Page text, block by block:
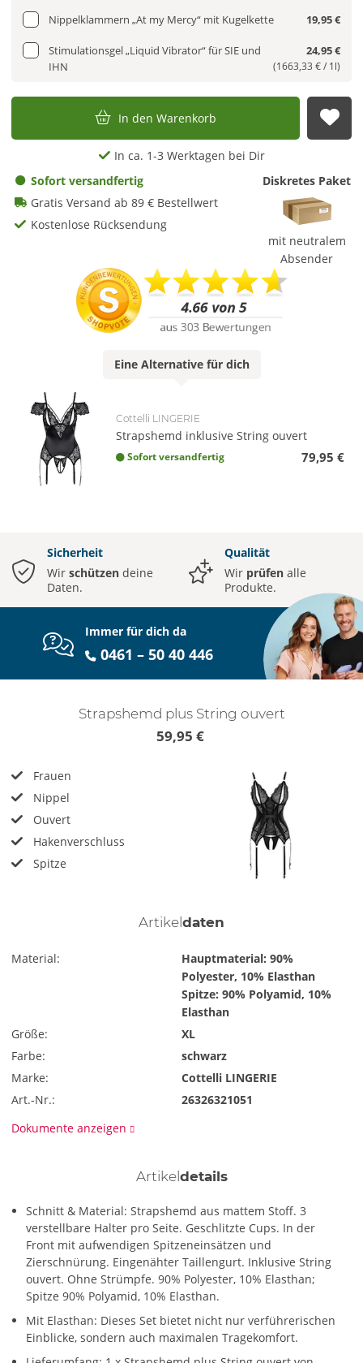
Nippelklammern „At my Mercy“ mit Kugelkette 19,95 €
Stimulationsgel „Liquid Vibrator“ für SIE und
IHN
24,95 €
(1663,33 € / 1l)
In den Warenkorb
In ca. 1-3 Werktagen bei Dir
Sofort versandfertig
Gratis Versand ab 89 € Bestellwert
Kostenlose Rücksendung
Diskretes Paket
mit neutralem
Absender
Eine Alternativefür dich
Cottelli LINGERIE
Strapshemd inklusive String ouvert
Sofort versandfertig 79,95 €
Sicherheit
Wir schützen deine
Daten.
Qualität
Wir prüfen alle
Produkte.
Immer für dich da
0461 – 50 40 446
Strapshemd plus String ouvert
59,95 €
Frauen
Nippel
Ouvert
Hakenverschluss
Spitze
Artikel daten
Material:
Hauptmaterial: 90%
Polyester, 10% Elasthan
Spitze: 90% Polyamid, 10%
Elasthan
Größe:
XL
Farbe:
schwarz
Marke:
Cottelli LINGERIE
Art.-Nr.:
26326321051
Dokumente anzeigen
Artikel details
Schnitt & Material: Strapshemd aus mattem Stoff. 3
verstellbare Halter pro Seite. Geschlitzte Cups. In der
Front mit aufwendigen Spitzeneinsätzen und
Zierschnürung. Eingenähter Taillengurt. Inklusive String
ouvert. Ohne Strümpfe. 90% Polyester, 10% Elasthan;
Spitze 90% Polyamid, 10% Elasthan.
Mit Elasthan: Dieses Set bietet nicht nur verführerischen
Einblicke, sondern auch maximalen Tragekomfort.